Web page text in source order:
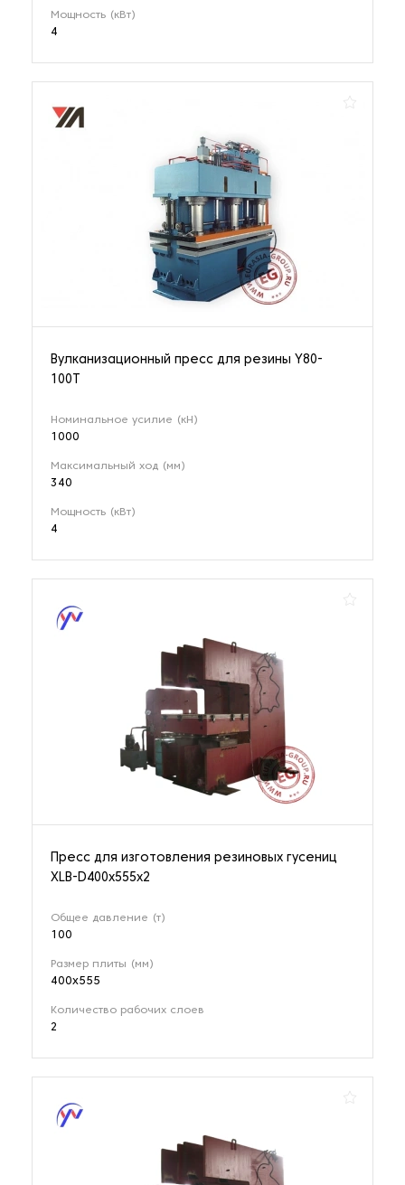
Мощность (кВт)
4
Вулканизационный пресс для резины Y80-
100T
Номинальное усилие (кН)
1000
Максимальный ход (мм)
340
Мощность (кВт)
4
Пресс для изготовления резиновых гусениц
XLB-D400х555х2
Общее давление (т)
100
Размер плиты (мм)
400x555
Количество рабочих слоев
2